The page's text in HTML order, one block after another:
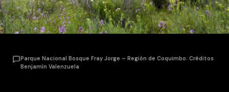
Parque Nacional Bosque Fray Jorge – Región de Coquimbo. Créditos
Benjamín Valenzuela